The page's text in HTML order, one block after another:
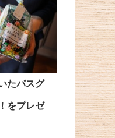
たバスグ
をプレゼ